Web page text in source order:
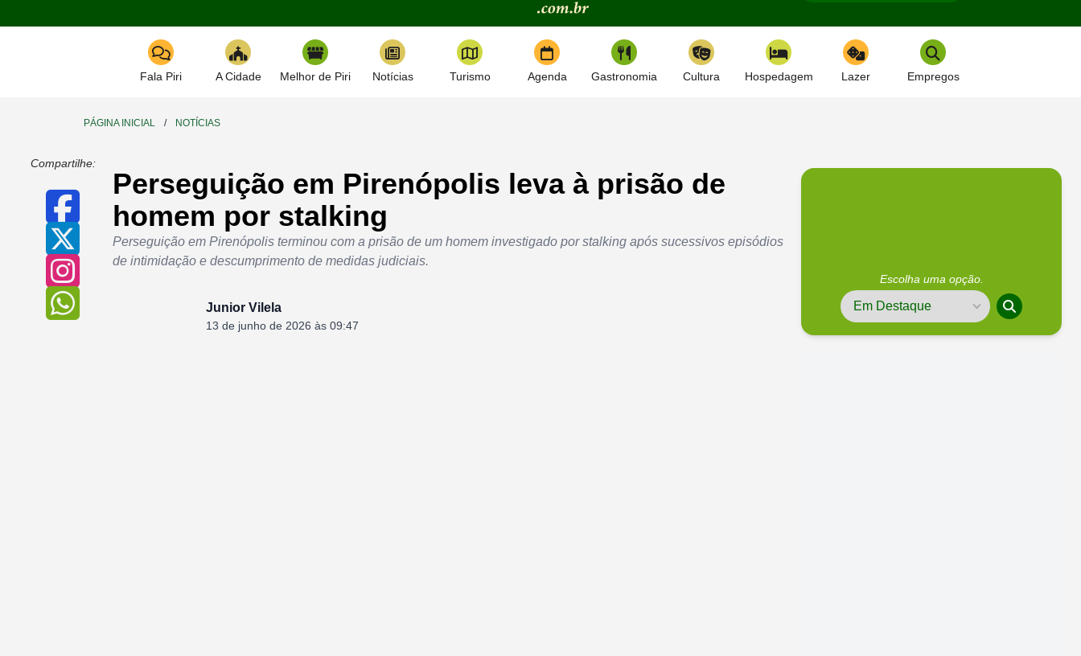
Fala Piri A Cidade Melhor de Piri Notícias Turismo Agenda Gastronomia Cultura Hospedagem Lazer Empregos
PÁGINA INICIAL / NOTÍCIAS
Compartilhe:
Perseguição em Pirenópolis leva à prisão de
homem por stalking
Perseguição em Pirenópolis terminou com a prisão de um homem investigado por stalking após sucessivos episódios
de intimidação e descumprimento de medidas judiciais.
Junior Vilela
13 de junho de 2026 às 09:47
Escolha uma opção.